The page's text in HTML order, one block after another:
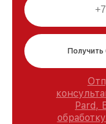
Получить
Pard,